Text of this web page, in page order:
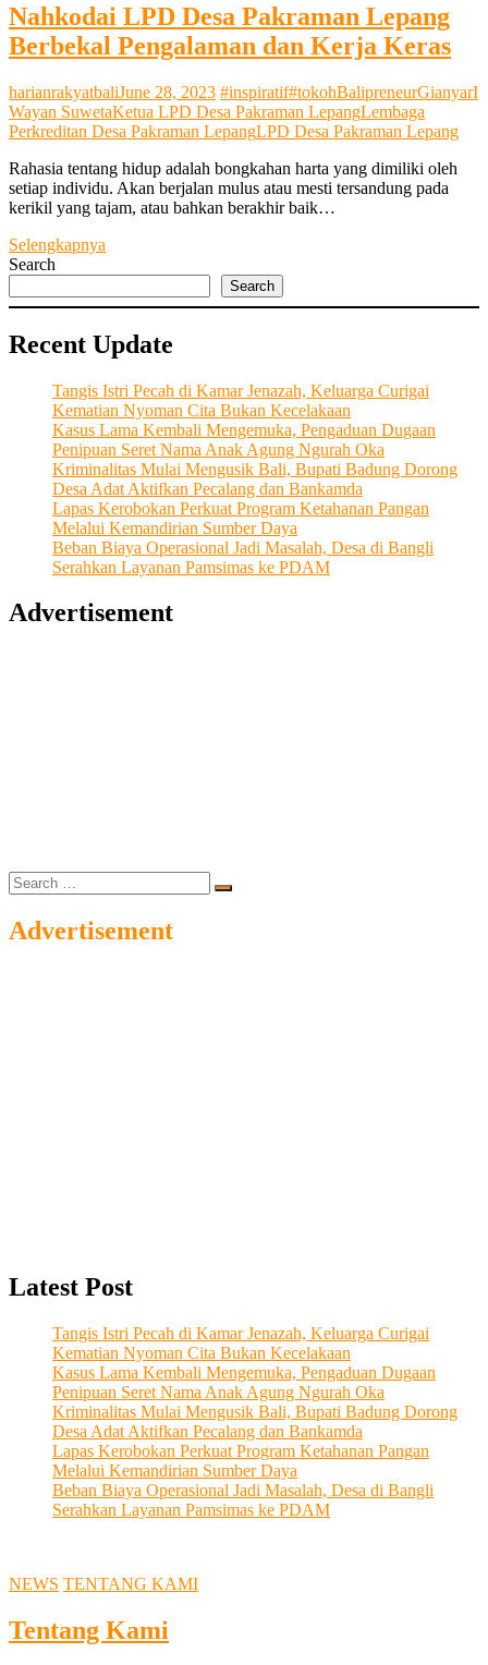
Nahkodai LPD Desa Pakraman Lepang
Berbekal Pengalaman dan Kerja Keras
harianrakyatbaliJune 28, 2023 #inspiratif#tokohBalipreneurGianyarI
Wayan SuwetaKetua LPD Desa Pakraman LepangLembaga
Perkreditan Desa Pakraman LepangLPD Desa Pakraman Lepang
Rahasia tentang hidup adalah bongkahan harta yang dimiliki oleh
setiap individu. Akan berjalan mulus atau mesti tersandung pada
kerikil yang tajam, atau bahkan berakhir baik…
Selengkapnya
Pakraman
Berbekal
Pengalaman
dan
Kerja
Keras
Search
Search
Recent Update
Tangis Istri Pecah di Kamar Jenazah, Keluarga Curigai
Kematian Nyoman Cita Bukan Kecelakaan
Kasus Lama Kembali Mengemuka, Pengaduan Dugaan
Penipuan Seret Nama Anak Agung Ngurah Oka
Kriminalitas Mulai Mengusik Bali, Bupati Badung Dorong
Desa Adat Aktifkan Pecalang dan Bankamda
Lapas Kerobokan Perkuat Program Ketahanan Pangan
Melalui Kemandirian Sumber Daya
Beban Biaya Operasional Jadi Masalah, Desa di Bangli
Serahkan Layanan Pamsimas ke PDAM
Advertisement
Search
…
Advertisement
Latest Post
Tangis Istri Pecah di Kamar Jenazah, Keluarga Curigai
Kematian Nyoman Cita Bukan Kecelakaan
Kasus Lama Kembali Mengemuka, Pengaduan Dugaan
Penipuan Seret Nama Anak Agung Ngurah Oka
Kriminalitas Mulai Mengusik Bali, Bupati Badung Dorong
Desa Adat Aktifkan Pecalang dan Bankamda
Lapas Kerobokan Perkuat Program Ketahanan Pangan
Melalui Kemandirian Sumber Daya
Beban Biaya Operasional Jadi Masalah, Desa di Bangli
Serahkan Layanan Pamsimas ke PDAM
NEWS TENTANG KAMI
Tentang Kami